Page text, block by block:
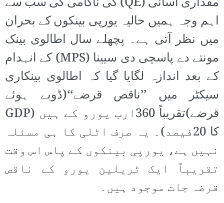
اہم وجہ ہمیں حالیہ یورپی بینکوں کے بحران
میں نظر آتی ہے۔ پچھلے سال اطالوی بینک
مونتے دے پاسچی دی سیینا (MPS) کے انہدام
کے بعد اندازہ لگایا گیا کہ اطالوی بینکاری
سیکٹر میں ’’ناقص قرضے‘‘(ڈوبے ہوئے
قرضے)تقریباً 360ارب یورو کے ہیں (GDP
کا 20فیصد)۔ یہ صرف اٹلی کا ہی مسئلہ
نہیں ہے، یورپی بینکوں کے پاس اس وقت
تقریباً ایک ٹریلین یورو کے ناقص
قرضہ جات موجود ہیں۔